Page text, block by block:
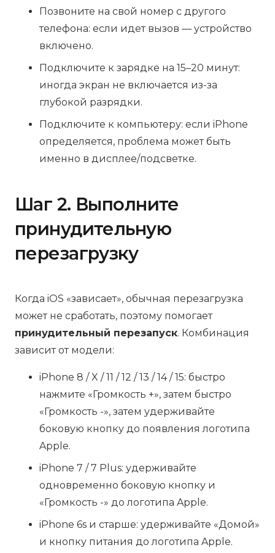
Позвоните на свой номер с другого
телефона: если идет вызов — устройство
включено.
Подключите к зарядке на 15–20 минут:
иногда экран не включается из-за
глубокой разрядки.
Подключите к компьютеру: если iPhone
определяется, проблема может быть
именно в дисплее/подсветке.
Шаг 2. Выполните
принудительную
перезагрузку
Когда iOS «зависает», обычная перезагрузка
может не сработать, поэтому помогает
принудительный перезапуск. Комбинация
зависит от модели:
iPhone 8 / X / 11 / 12 / 13 / 14 / 15: быстро
нажмите «Громкость +», затем быстро
«Громкость -», затем удерживайте
боковую кнопку до появления логотипа
Apple.
iPhone 7 / 7 Plus: удерживайте
одновременно боковую кнопку и
«Громкость -» до логотипа Apple.
iPhone 6s и старше: удерживайте «Домой»
и кнопку питания до логотипа Apple.